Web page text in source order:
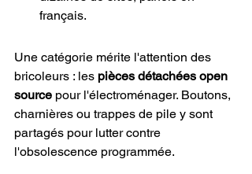
français.
Une catégorie mérite l'attention des
bricoleurs : les pièces détachées open
source pour l'électroménager. Boutons,
charnières ou trappes de pile y sont
partagés pour lutter contre
l'obsolescence programmée.